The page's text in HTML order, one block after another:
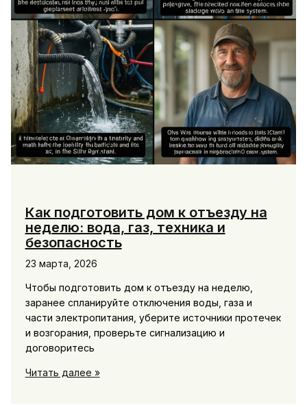
Как подготовить дом к отъезду на
неделю: вода, газ, техника и
безопасность
23 марта, 2026
Чтобы подготовить дом к отъезду на неделю,
заранее спланируйте отключения воды, газа и
части электропитания, уберите источники протечек
и возгорания, проверьте сигнализацию и
договоритесь
Как
Читать далее »